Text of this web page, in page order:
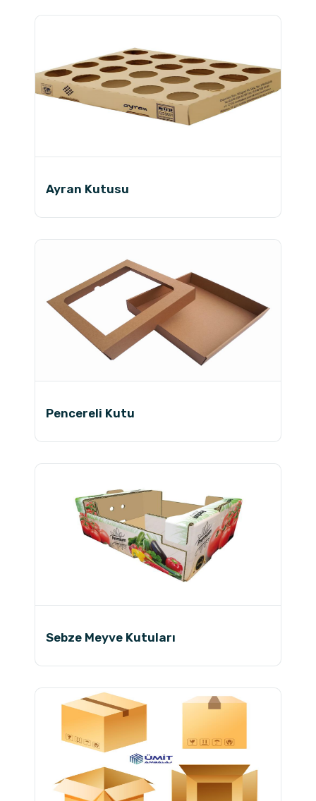
Ayran Kutusu
Pencereli Kutu
Sebze Meyve Kutuları